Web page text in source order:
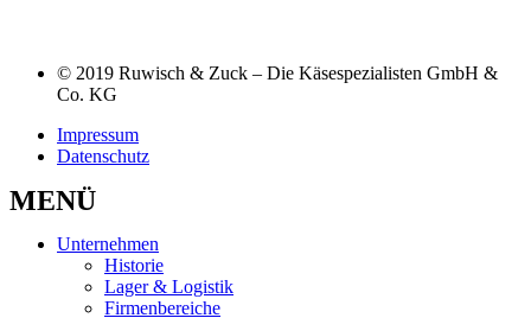
© 2019 Ruwisch & Zuck – Die Käsespezialisten GmbH &
Co. KG
Impressum
Datenschutz
MENÜ
Unternehmen
Historie
Lager & Logistik
Firmenbereiche